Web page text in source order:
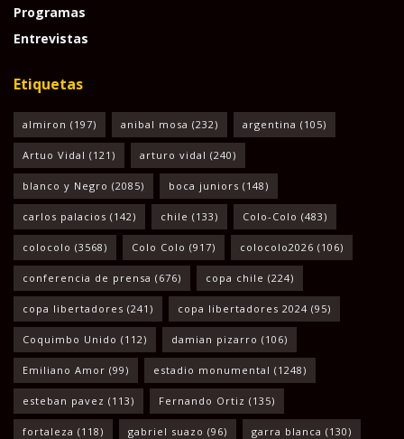
Programas
Entrevistas
Etiquetas
almiron (197) anibal mosa (232) argentina (105)
Artuo Vidal (121) arturo vidal (240)
blanco y Negro (2085) boca juniors (148)
carlos palacios (142) chile (133) Colo-Colo (483)
colocolo (3568) Colo Colo (917) colocolo2026 (106)
conferencia de prensa (676) copa chile (224)
copa libertadores (241) copa libertadores 2024 (95)
Coquimbo Unido (112) damian pizarro (106)
Emiliano Amor (99) estadio monumental (1248)
esteban pavez (113) Fernando Ortiz (135)
fortaleza (118) gabriel suazo (96) garra blanca (130)